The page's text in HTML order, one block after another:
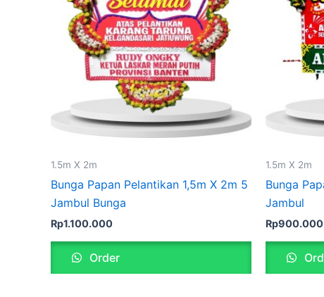
1.5m X 2m
Bunga Papan Pelantikan 1,5m X 2m 5
Jambul Bunga
Rp1.100.000
Order
1.5m X 2m
Bunga
Jambul
Rp900.000